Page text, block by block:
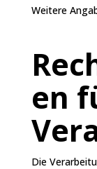
Weitere
en
Die